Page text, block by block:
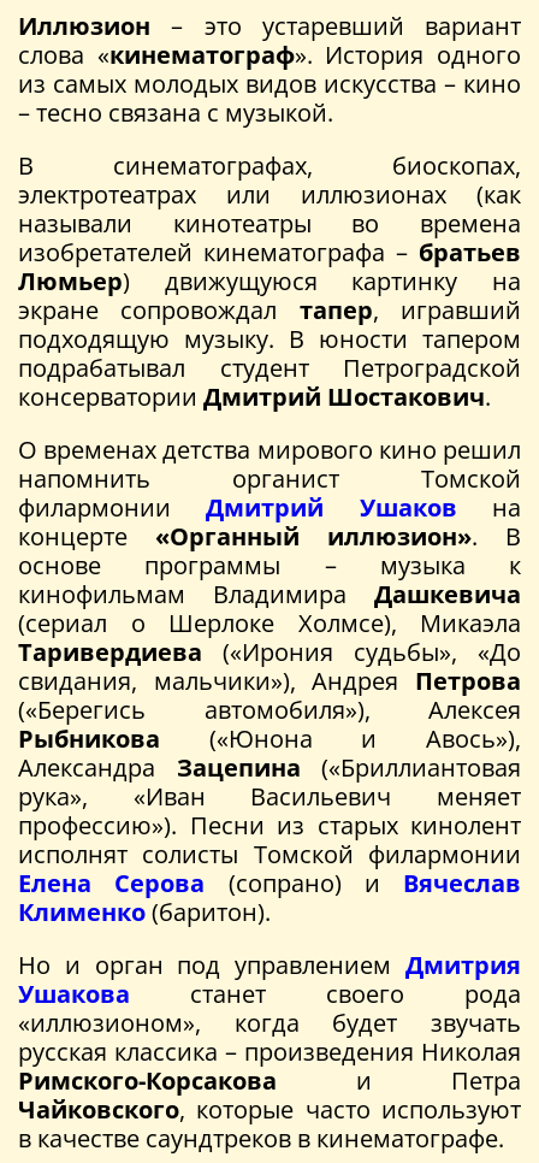
Иллюзион – это устаревший вариант
слова «кинематограф». История одного
из самых молодых видов искусства – кино
– тесно связана с музыкой.
В синематографах, биоскопах,
электротеатрах или иллюзионах (как
называли кинотеатры во времена
изобретателей кинематографа – братьев
Люмьер) движущуюся картинку на
экране сопровождал тапер, игравший
подходящую музыку. В юности тапером
подрабатывал студент Петроградской
консерватории Дмитрий Шостакович.
О временах детства мирового кино решил
напомнить органист Томской
филармонииДмитрий Ушаков на
концерте «Органный иллюзион». В
основе программы – музыка к
кинофильмам Владимира Дашкевича
(сериал о Шерлоке Холмсе), Микаэла
Таривердиева («Ирония судьбы», «До
свидания, мальчики»), Андрея Петрова
(«Берегись автомобиля»), Алексея
Рыбникова («Юнона и Авось»),
Александра Зацепина («Бриллиантовая
рука», «Иван Васильевич меняет
профессию»). Песни из старых кинолент
исполнят солисты Томской филармонии
Елена Серова (сопрано) и Вячеслав
Клименко(баритон).
Но и орган под управлением Дмитрия
Ушакова станет своего рода
«иллюзионом», когда будет звучать
русская классика – произведения Николая
Римского-Корсакова и Петра
Чайковского, которые часто используют
в качестве саундтреков в кинематографе.